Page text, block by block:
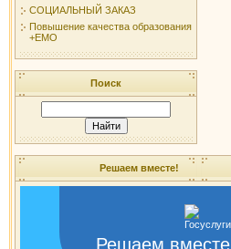
СОЦИАЛЬНЫЙ ЗАКАЗ
Повышение качества образования
+ЕМО
Поиск
Решаем вместе!
Решаем вместе